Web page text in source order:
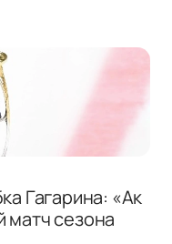
Гагарина: «Ак
сезона